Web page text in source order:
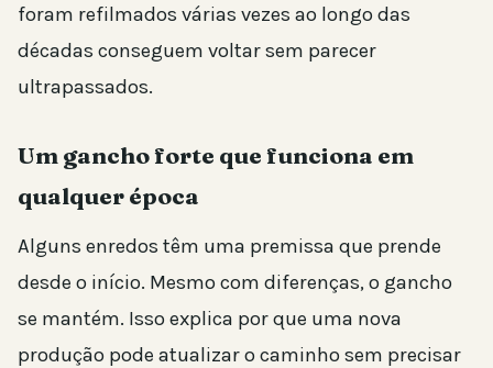
foram refilmados várias vezes ao longo das
décadas conseguem voltar sem parecer
ultrapassados.
Um gancho forte que funciona em
qualquer época
Alguns enredos têm uma premissa que prende
desde o início. Mesmo com diferenças, o gancho
se mantém. Isso explica por que uma nova
produção pode atualizar o caminho sem precisar